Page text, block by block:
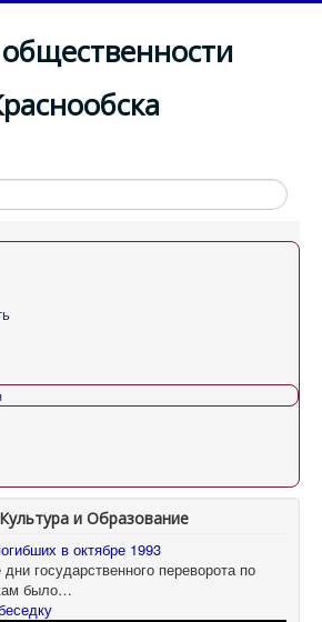
и Образование
в октябре 1993
дни государственного переворота по
было…